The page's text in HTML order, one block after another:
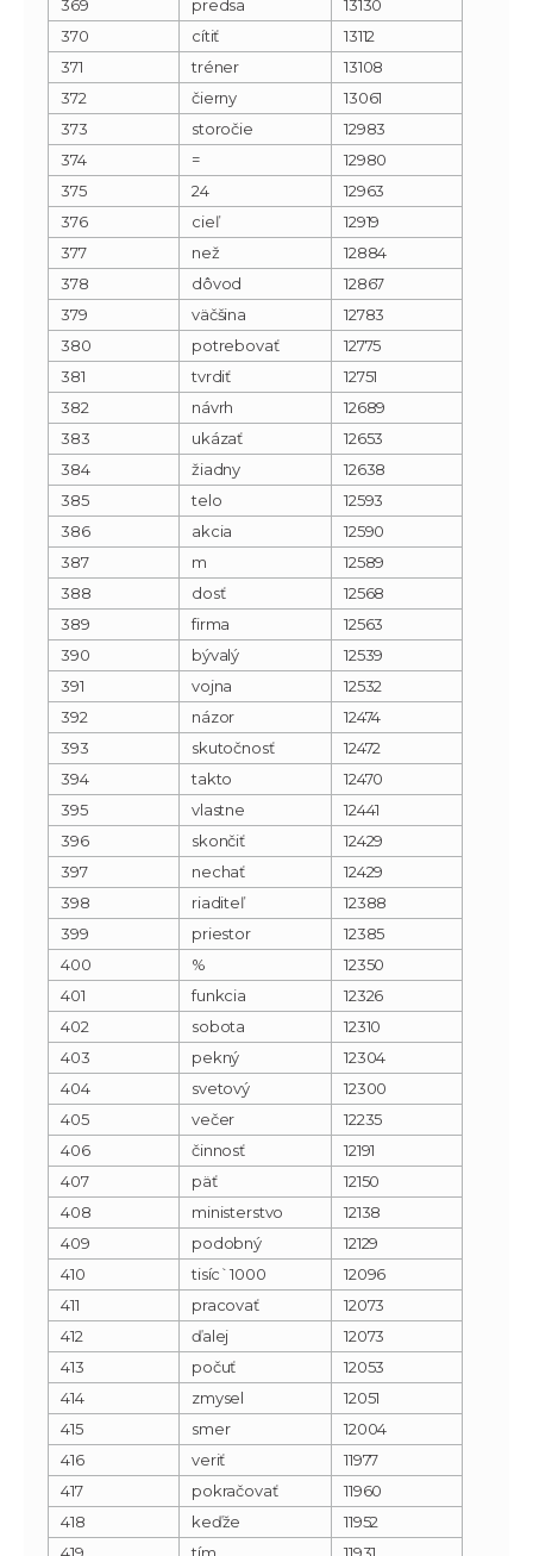
369
predsa
13130
370
cítiť
13112
371
tréner
13108
372
čierny
13061
373
storočie
12983
374
=
12980
375
24
12963
376
cieľ
12919
377
než
12884
378
dôvod
12867
379
väčšina
12783
380
potrebovať
12775
381
tvrdiť
12751
382
návrh
12689
383
ukázať
12653
384
žiadny
12638
385
telo
12593
386
akcia
12590
387
m
12589
388
dosť
12568
389
firma
12563
390
bývalý
12539
391
vojna
12532
392
názor
12474
393
skutočnosť
12472
394
takto
12470
395
vlastne
12441
396
skončiť
12429
397
nechať
12429
398
riaditeľ
12388
399
priestor
12385
400
%
12350
401
funkcia
12326
402
sobota
12310
403
pekný
12304
404
svetový
12300
405
večer
12235
406
činnosť
12191
407
päť
12150
408
ministerstvo
12138
409
podobný
12129
410
tisíc`1000
12096
411
pracovať
12073
412
ďalej
12073
413
počuť
12053
414
zmysel
12051
415
smer
12004
416
veriť
11977
417
pokračovať
11960
418
keďže
11952
419
tím 11931